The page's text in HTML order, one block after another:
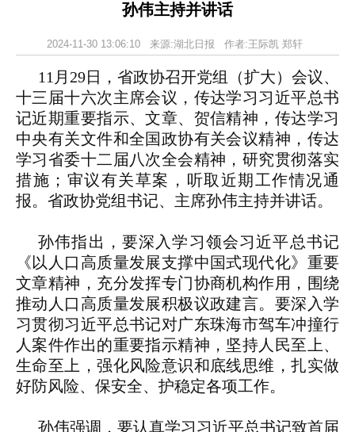
孙伟主持并讲话
2024-11-30 13:06:10 来源:湖北日报 作者:王际凯 郑轩
11月29日，省政协召开党组（扩大）会议、
十三届十六次主席会议，传达学习习近平总书
记近期重要指示、文章、贺信精神，传达学习
中央有关文件和全国政协有关会议精神，传达
学习省委十二届八次全会精神，研究贯彻落实
措施；审议有关草案，听取近期工作情况通
报。省政协党组书记、主席孙伟主持并讲话。
孙伟指出，要深入学习领会习近平总书记
《以人口高质量发展支撑中国式现代化》重要
文章精神，充分发挥专门协商机构作用，围绕
推动人口高质量发展积极议政建言。要深入学
习贯彻习近平总书记对广东珠海市驾车冲撞行
人案件作出的重要指示精神，坚持人民至上、
生命至上，强化风险意识和底线思维，扎实做
好防风险、保安全、护稳定各项工作。
孙伟强调，要认真学习习近平总书记致首届